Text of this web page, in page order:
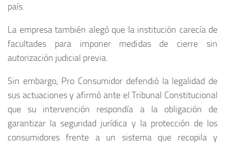
país.
La empresa también alegó que la institución carecía de
facultades para imponer medidas de cierre sin
autorización judicial previa.
Sin embargo, Pro Consumidor defendió la legalidad de
sus actuaciones y afirmó ante el Tribunal Constitucional
que su intervención respondía a la obligación de
garantizar la seguridad jurídica y la protección de los
consumidores frente a un sistema que recopila y